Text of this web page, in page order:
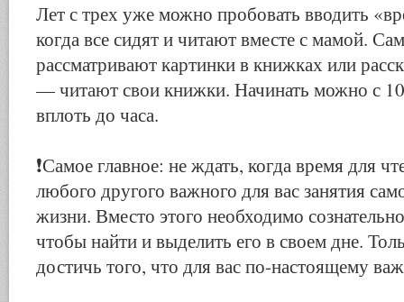
Лет с трех уже можно пробовать вводить
когда все сидят и читают вместе с мамой.
рассматривают картинки в книжках или
— читают свои книжки. Начинать можно с
вплоть до часа.
❗️Самое главное: не ждать, когда время для
любого другого важного для вас занятия
жизни. Вместо этого необходимо
чтобы найти и выделить его в своем дне.
достичь того, что для вас по-настоящему